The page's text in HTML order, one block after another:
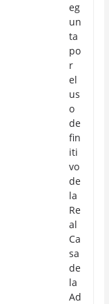
eg
un
ta
po
r
el
us
o
de
fin
iti
vo
de
la
Re
al
Ca
sa
de
la
Ad